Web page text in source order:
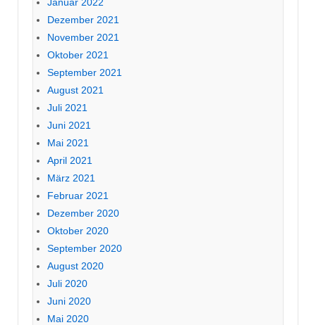
Dezember 2021
November 2021
Oktober 2021
September 2021
August 2021
Juli 2021
Juni 2021
Mai 2021
April 2021
März 2021
Februar 2021
Dezember 2020
Oktober 2020
September 2020
August 2020
Juli 2020
Juni 2020
Mai 2020